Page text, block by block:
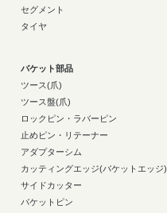
セグメント
タイヤ
バケット部品
ツース(爪)
ツース盤(爪)
ロックピン・ラバーピン
止めピン・リテーナー
アダプターシム
カッティングエッジ(バケットエッジ)
サイドカッター
バケットピン